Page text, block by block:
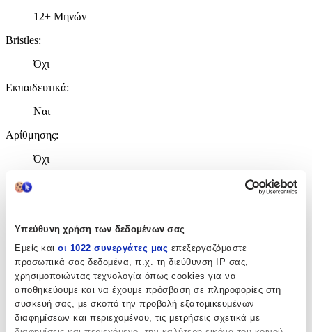
Υπεύθυνη χρήση των δεδομένων σας
Εμείς και οι 1022 συνεργάτες μας επεξεργαζόμαστε
προσωπικά σας δεδομένα, π.χ. τη διεύθυνση IP σας,
χρησιμοποιώντας τεχνολογία όπως cookies για να
αποθηκεύουμε και να έχουμε πρόσβαση σε πληροφορίες στη
συσκευή σας, με σκοπό την προβολή εξατομικευμένων
διαφημίσεων και περιεχομένου, τις μετρήσεις σχετικά με
12+ Μηνών
Bristles:
Όχι
Εκπαιδευτικά:
Ναι
Αρίθμησης:
Όχι
Κύβοι
Όχι
Μεγάλα:
Ναι
Υλικό:
Πλαστικά
Τεμάχια: